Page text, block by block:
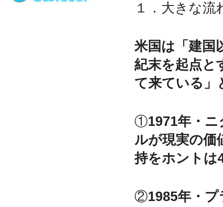
１．大きな流
米国は「建国
紀末を起点と
て来ている」
①1971年・
ルが現実の価
持をホントは
②1985年・ プ